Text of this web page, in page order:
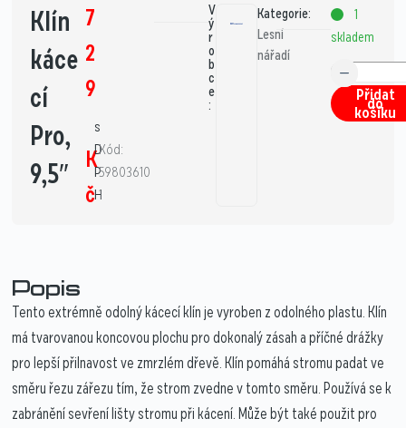
Klín
káce
cí
Pro,
9,5″
7
2
9
K
č
s
D
P
H
Kód:
59803610
1
V
ý
r
o
b
c
e
:
Kategorie:
Lesní
nářadí
1
skladem
Přidat
do
košíku
Popis
Tento extrémně odolný kácecí klín je vyroben z odolného plastu. Klín
má tvarovanou koncovou plochu pro dokonalý zásah a příčné drážky
pro lepší přilnavost ve zmrzlém dřevě. Klín pomáhá stromu padat ve
směru řezu zářezu tím, že strom zvedne v tomto směru. Používá se k
zabránění sevření lišty stromu při kácení. Může být také použit pro